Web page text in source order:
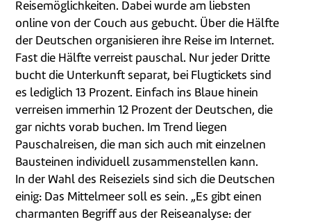
Reisemöglichkeiten. Dabei wurde am liebsten
online von der Couch aus gebucht. Über die Hälfte
der Deutschen organisieren ihre Reise im Internet.
Fast die Hälfte verreist pauschal. Nur jeder Dritte
bucht die Unterkunft separat, bei Flugtickets sind
es lediglich 13 Prozent. Einfach ins Blaue hinein
verreisen immerhin 12 Prozent der Deutschen, die
gar nichts vorab buchen. Im Trend liegen
Pauschalreisen, die man sich auch mit einzelnen
Bausteinen individuell zusammenstellen kann.
In der Wahl des Reiseziels sind sich die Deutschen
einig: Das Mittelmeer soll es sein. „Es gibt einen
charmanten Begriff aus der Reiseanalyse: der